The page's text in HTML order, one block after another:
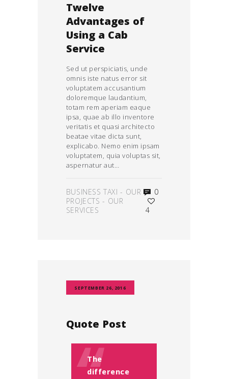
Twelve
Advantages of
Using a Cab
Service
Sed ut perspiciatis, unde
omnis iste natus error sit
voluptatem accusantium
doloremque laudantium,
totam rem aperiam eaque
ipsa, quae ab illo inventore
veritatis et quasi architecto
beatae vitae dicta sunt,
explicabo. Nemo enim ipsam
voluptatem, quia voluptas sit,
aspernatur aut…
BUSINESS TAXI - OUR
PROJECTS - OUR
SERVICES
0
4
SEPTEMBER 26, 2016
Quote Post
The
difference